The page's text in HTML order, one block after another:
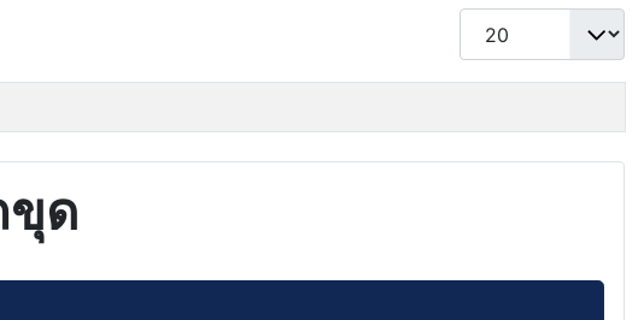
แสดง #
ขุด